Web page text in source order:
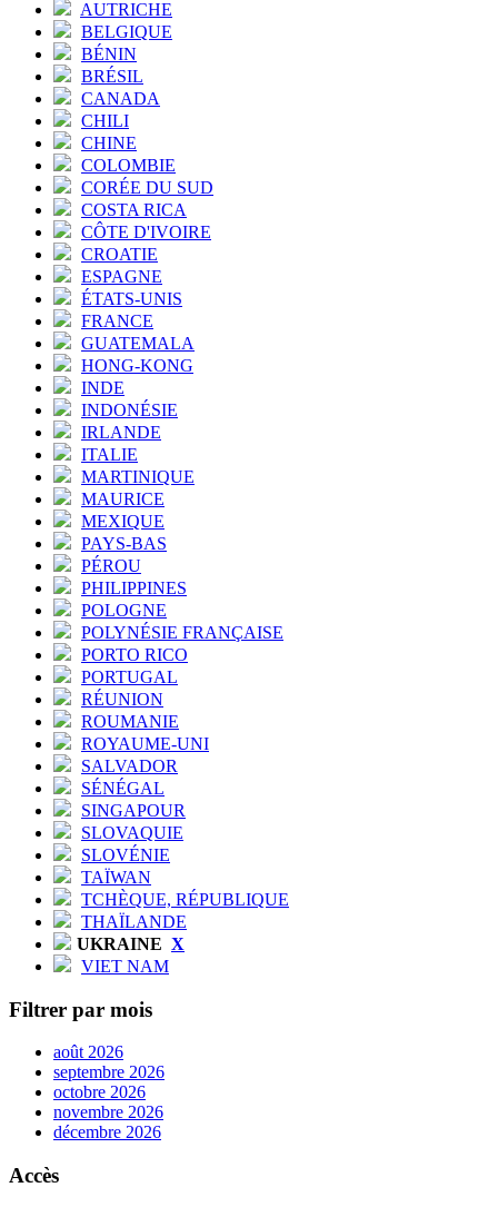
AUTRICHE
BELGIQUE
BÉNIN
BRÉSIL
CANADA
CHILI
CHINE
COLOMBIE
CORÉE DU SUD
COSTA RICA
CÔTE D'IVOIRE
CROATIE
ESPAGNE
ÉTATS-UNIS
FRANCE
GUATEMALA
HONG-KONG
INDE
INDONÉSIE
IRLANDE
ITALIE
MARTINIQUE
MAURICE
MEXIQUE
PAYS-BAS
PÉROU
PHILIPPINES
POLOGNE
POLYNÉSIE FRANÇAISE
PORTO RICO
PORTUGAL
RÉUNION
ROUMANIE
ROYAUME-UNI
SALVADOR
SÉNÉGAL
SINGAPOUR
SLOVAQUIE
SLOVÉNIE
TAÏWAN
TCHÈQUE, RÉPUBLIQUE
THAÏLANDE
UKRAINE X
VIET NAM
Filtrer par mois
août 2026
septembre 2026
octobre 2026
novembre 2026
décembre 2026
Accès